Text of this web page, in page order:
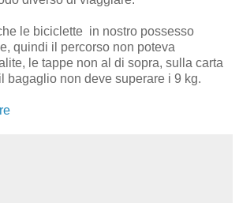
le biciclette in nostro possesso
quindi il percorso non poteva
le tappe non al di sopra, sulla carta
bagaglio non deve superare i 9 kg.